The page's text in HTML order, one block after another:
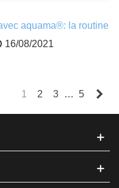
aquama®: la routine
16/08/2021
1 2 3 … 5